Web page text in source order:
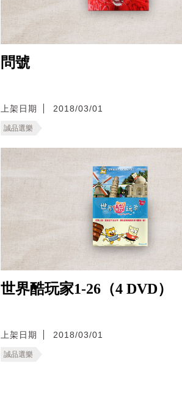
問號
上架日期 2018/03/01
誠品選樂
世界酷玩家1-26（4 DVD）
上架日期 2018/03/01
誠品選樂